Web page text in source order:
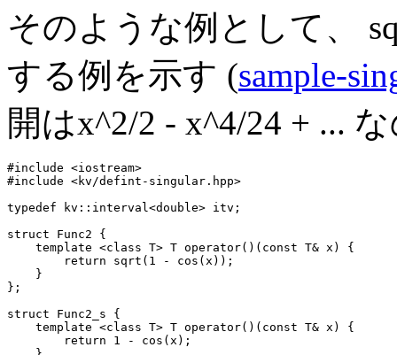
そのような例として、
する例を示す (sample-
開はx^2/2 - x^4/24 + ...
#include <iostream>
#include <kv/defint-singular.hpp>
typedef kv::interval<double> itv;
struct Func2 {
    template <class T> T operator()(const T& x) {
        return sqrt(1 - cos(x));
    }
};
struct Func2_s {
    template <class T> T operator()(const T& x) {
        return 1 - cos(x);